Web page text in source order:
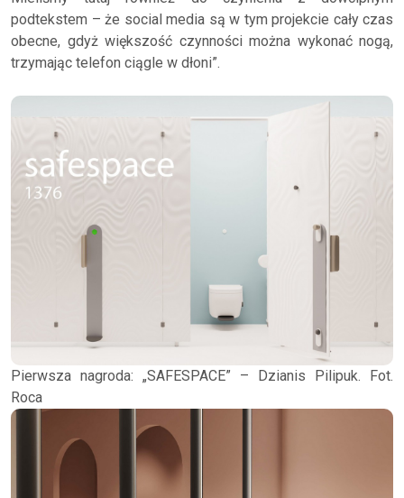
podtekstem – że social media są w tym projekcie cały czas
obecne, gdyż większość czynności można wykonać nogą,
trzymając telefon ciągle w dłoni”.
Pierwsza nagroda: „SAFESPACE” – Dzianis Pilipuk. Fot.
Roca